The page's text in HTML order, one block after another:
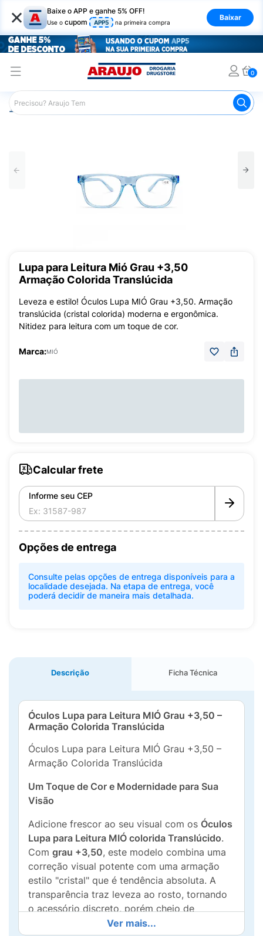
× Baixe o APP e ganhe 5% OFF!
Use o cupom APP5 na primeira compra
Baixar
0
Araujo Mercado Acessórios para Leitura
Lupa para Leitura Mió Grau +3,50
Armação Colorida Translúcida
Leveza e estilo! Óculos Lupa MIÓ Grau +3,50. Armação
translúcida (cristal colorida) moderna e ergonômica.
Nitidez para leitura com um toque de cor.
Marca:MIÓ
Calcular frete
Informe seu CEP
Opções de entrega
Consulte pelas opções de entrega disponíveis para a
localidade desejada. Na etapa de entrega, você
poderá decidir de maneira mais detalhada.
Descrição Ficha Técnica
Óculos Lupa para Leitura MIÓ Grau +3,50 –
Armação Colorida Translúcida
Óculos Lupa para Leitura MIÓ Grau +3,50 –
Armação Colorida Translúcida
Um Toque de Cor e Modernidade para Sua
Visão
Adicione frescor ao seu visual com os Óculos
Lupa para Leitura MIÓ colorida Translúcido.
Com grau +3,50, este modelo combina uma
correção visual potente com uma armação
estilo "cristal" que é tendência absoluta. A
transparência traz leveza ao rosto, tornando
o acessório discreto, porém cheio de
Ver mais...